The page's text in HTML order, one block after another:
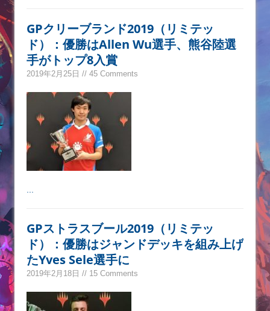
GPクリーブランド2019（リミテッ
ド）：優勝はAllen Wu選手、熊谷陸選
手がトップ8入賞
2019年2月25日 // 45 Comments
GPストラスブール2019（リミテッ
ド）：優勝はジャンドデッキを組み上げ
たYves Sele選手に
2019年2月18日 // 15 Comments